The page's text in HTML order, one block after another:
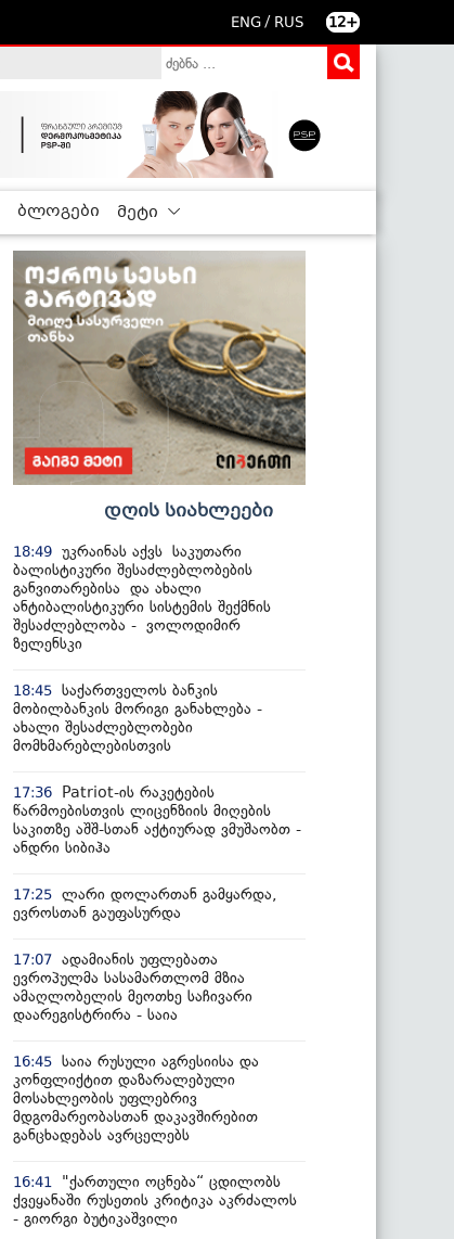
ENG / RUS 12+
ბლოგები მეტი
დღის სიახლეები
18:49 უკრაინას აქვს საკუთარი
ბალისტიკური შესაძლებლობების
განვითარებისა და ახალი
ანტიბალისტიკური სისტემის შექმნის
შესაძლებლობა - ვოლოდიმირ
ზელენსკი
18:45 საქართველოს ბანკის
მობილბანკის მორიგი განახლება -
ახალი შესაძლებლობები
მომხმარებლებისთვის
17:36
Patriot-ის რაკეტების
წარმოებისთვის ლიცენზიის მიღების
საკითზე აშშ-სთან აქტიურად ვმუშაობთ -
ანდრი სიბიჰა
17:25 ლარი დოლართან გამყარდა,
ევროსთან გაუფასურდა
17:07 ადამიანის უფლებათა
ევროპულმა სასამართლომ მზია
ამაღლობელის მეოთხე საჩივარი
დაარეგისტრირა - საია
16:45 საია რუსული აგრესიისა და
კონფლიქტით დაზარალებული
მოსახლეობის უფლებრივ
მდგომარეობასთან დაკავშირებით
განცხადებას ავრცელებს
16:41
"ქართული ოცნება“ ცდილობს
ქვეყანაში რუსეთის კრიტიკა აკრძალოს
- გიორგი ბუტიკაშვილი